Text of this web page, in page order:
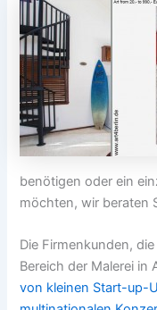
benötigen oder ein
möchten, wir beraten
Die Firmenkunden,
Bereich der Malerei
von kleinen Start-up-